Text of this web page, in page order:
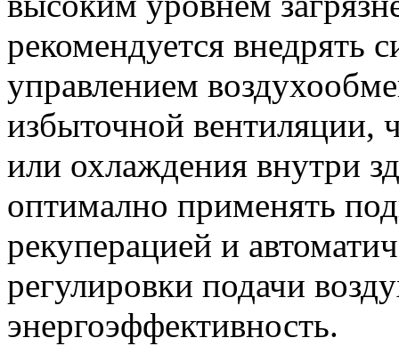
рекомендуется внедрять
управлением
избыточной вентиляции,
или охлаждения внутри
оптимално применять
рекуперацией и
регулировки подачи
энергоэффективность.